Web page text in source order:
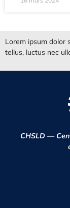
Lorem ipsum dolor
tellus, luctus nec
CHSLD —